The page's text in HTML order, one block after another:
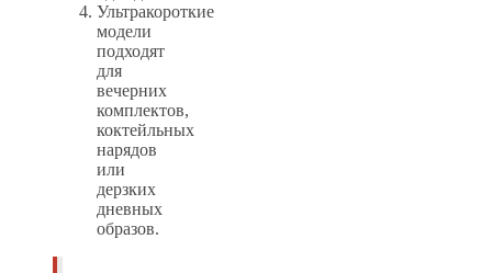
Ультракороткие
модели
подходят
для
вечерних
комплектов,
коктейльных
нарядов
или
дерзких
дневных
образов.